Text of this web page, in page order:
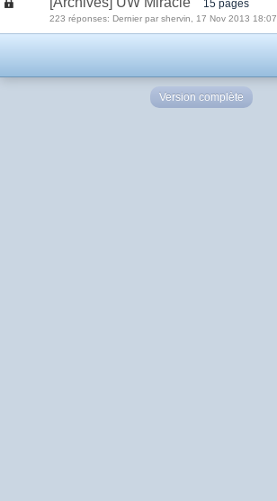
15 pages
223 réponses: Dernier par shervin, 17 Nov 2013 18:07
Version complète